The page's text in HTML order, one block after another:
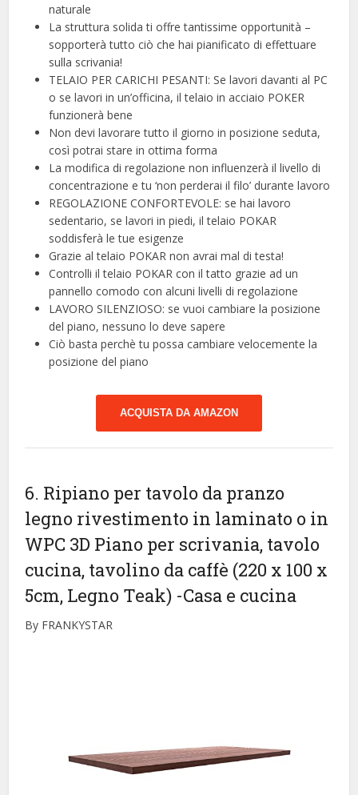
naturale
La struttura solida ti offre tantissime opportunità –
sopporterà tutto ciò che hai pianificato di effettuare
sulla scrivania!
TELAIO PER CARICHI PESANTI: Se lavori davanti al PC
o se lavori in un’officina, il telaio in acciaio POKER
funzionerà bene
Non devi lavorare tutto il giorno in posizione seduta,
così potrai stare in ottima forma
La modifica di regolazione non influenzerà il livello di
concentrazione e tu ‘non perderai il filo’ durante lavoro
REGOLAZIONE CONFORTEVOLE: se hai lavoro
sedentario, se lavori in piedi, il telaio POKAR
soddisferà le tue esigenze
Grazie al telaio POKAR non avrai mal di testa!
Controlli il telaio POKAR con il tatto grazie ad un
pannello comodo con alcuni livelli di regolazione
LAVORO SILENZIOSO: se vuoi cambiare la posizione
del piano, nessuno lo deve sapere
Ciò basta perchè tu possa cambiare velocemente la
posizione del piano
ACQUISTA DA AMAZON
6. Ripiano per tavolo da pranzo
legno rivestimento in laminato o in
WPC 3D Piano per scrivania, tavolo
cucina, tavolino da caffè (220 x 100 x
5cm, Legno Teak) -Casa e cucina
By FRANKYSTAR